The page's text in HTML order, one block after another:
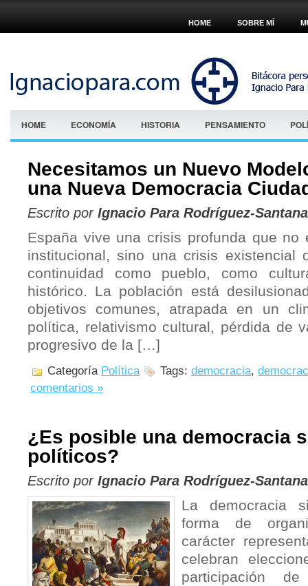
HOME SOBRE MÍ
HOME ECONOMÍA HISTORIA PENSAMIENTO
Necesitamos un Nuevo
una Nueva Democracia
Escrito por Ignacio Para Rodríguez-Santana
España vive una crisis profunda que no
institucional, sino una crisis existencial
continuidad como pueblo, como
histórico. La población está
objetivos comunes, atrapada en un
política, relativismo cultural, pérdida de
progresivo de la […]
Categoría Política Tags: democracia,
comentarios »
¿Es posible una democracia
políticos?
Escrito por Ignacio Para Rodríguez-Santana
La democracia
forma de
carácter
celebran
participación